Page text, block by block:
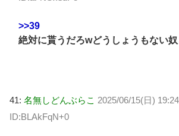
>>39
絶対に貰うだろwどうしょうもない
41: 名無しどんぶらこ 2025/06/15(日)
ID:BLAkFqN+0